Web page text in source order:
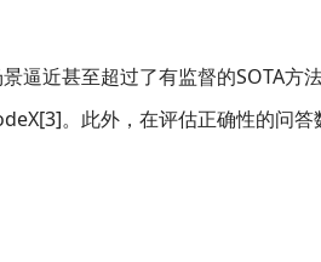
逼近甚至超过了有监督的SOTA方
。此外，在评估正确性的问答